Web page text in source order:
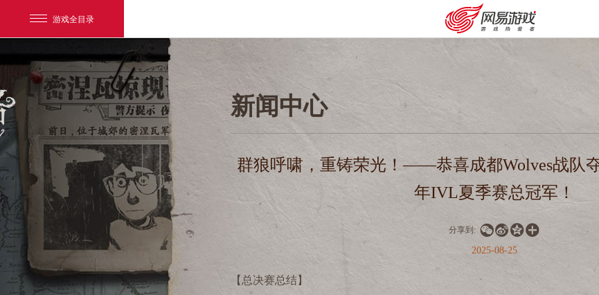
游戏全目录
网易游戏
游戏爱好者
我的足迹： 第五人格
新闻中心
群狼呼啸，重铸荣光！——恭喜成都Wolves战队
年IVL夏季赛总冠军！
分享到: 
2025-08-25
【总决赛总结】